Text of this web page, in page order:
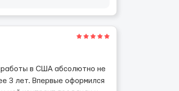
работы в США абсолютно не
3 лет. Впервые оформился